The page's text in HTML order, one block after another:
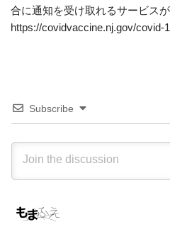
合に通知を受け取れるサービスが
https://covidvaccine.nj.gov/covid-
Subscribe